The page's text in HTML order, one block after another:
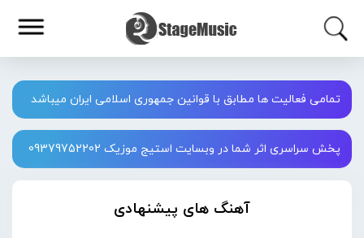
تمامی فعالیت ها مطابق با قوانین جمهوری اسلامی ایران میباشد
پخش سراسری اثر شما در وبسایت استیج موزیک 09379752202
آهنگ های پیشنهادی